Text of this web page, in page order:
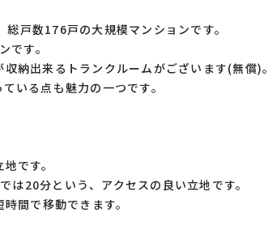
戸数176戸の大規模マンションです。
です。
納出来るトランクルームがございます(無償)。
いる点も魅力の一つです。
です。
20分という、アクセスの良い立地です。
間で移動できます。